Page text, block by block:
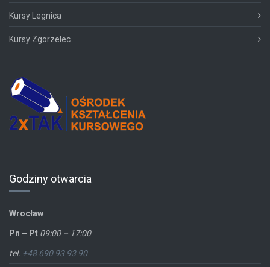
Kursy Legnica
Kursy Zgorzelec
Godziny otwarcia
Wrocław
Pn – Pt 09:00 – 17:00
tel. +48 690 93 93 90